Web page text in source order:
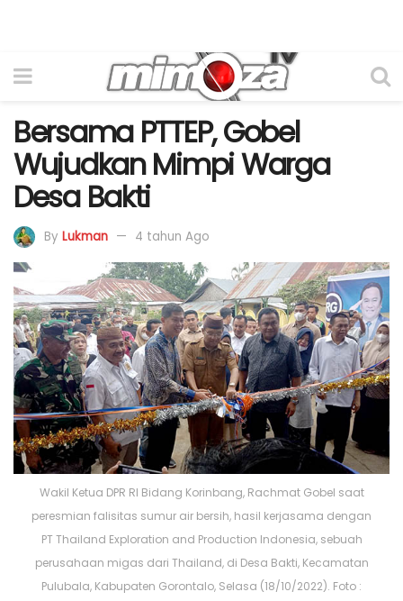
Bersama PTTEP, Gobel
Wujudkan Mimpi Warga
Desa Bakti
By Lukman 4 tahun Ago
Wakil Ketua DPR RI Bidang Korinbang, Rachmat Gobel saat
peresmian falisitas sumur air bersih, hasil kerjasama dengan
PT Thailand Exploration and Production Indonesia, sebuah
perusahaan migas dari Thailand, di Desa Bakti, Kecamatan
Pulubala, Kabupaten Gorontalo, Selasa (18/10/2022). Foto :